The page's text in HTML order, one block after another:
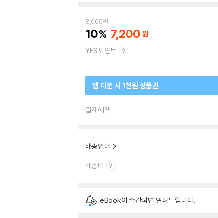
8,000원
10 7,200
YES포인트
앱 다운 시 1천원 상품권
결제혜택
배송안내
배송비
eBook이 출간되면 알려드립니다.